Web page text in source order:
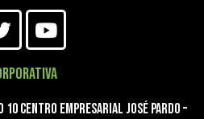
10 Centro Empresarial José Pardo –